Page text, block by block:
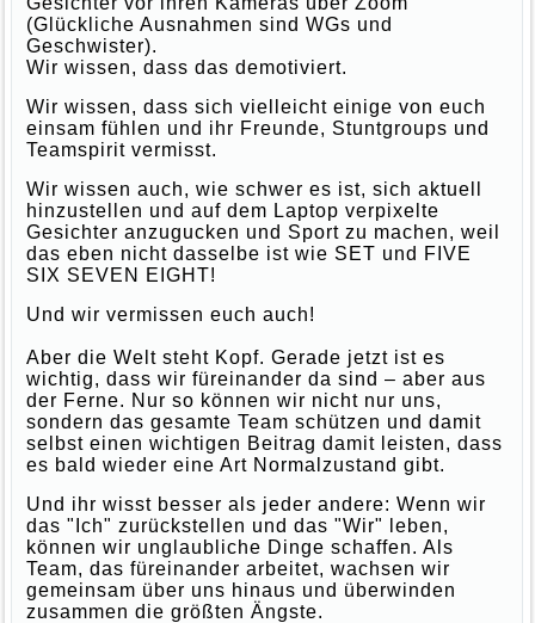
(Glückliche Ausnahmen sind WGs und
Geschwister).
Wir wissen, dass das demotiviert.
Wir wissen, dass sich vielleicht einige von euch
einsam fühlen und ihr Freunde, Stuntgroups und
Teamspirit vermisst.
Wir wissen auch, wie schwer es ist, sich aktuell
hinzustellen und auf dem Laptop verpixelte
Gesichter anzugucken und Sport zu machen, weil
das eben nicht dasselbe ist wie SET und FIVE
SIX SEVEN EIGHT!
Und wir vermissen euch auch!
Aber die Welt steht Kopf. Gerade jetzt ist es
wichtig, dass wir füreinander da sind – aber aus
der Ferne. Nur so können wir nicht nur uns,
sondern das gesamte Team schützen und damit
selbst einen wichtigen Beitrag damit leisten, dass
es bald wieder eine Art Normalzustand gibt.
Und ihr wisst besser als jeder andere: Wenn wir
das "Ich" zurückstellen und das "Wir" leben,
können wir unglaubliche Dinge schaffen. Als
Team, das füreinander arbeitet, wachsen wir
gemeinsam über uns hinaus und überwinden
zusammen die größten Ängste.